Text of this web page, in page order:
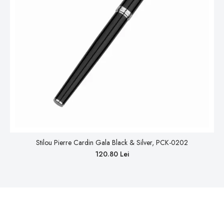
Stilou Pierre Cardin Gala Black & Silver, PCK-0202
120.80 Lei